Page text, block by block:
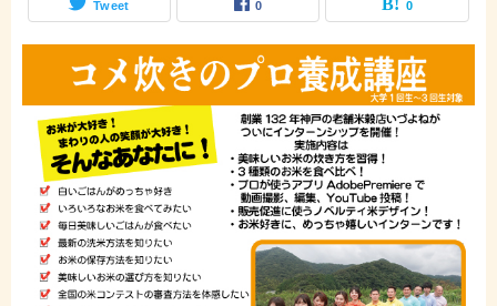
Tweet 0 0